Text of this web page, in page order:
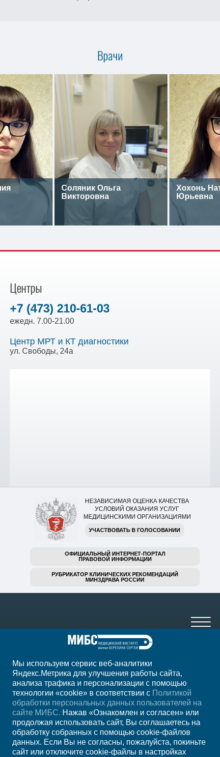
Врачи
Соляник Ольга
Викторовна
Хохонь
Юрьевна
Центры
+7 (473) 210-61-03
ежедн. 7.00-21.00
Центр МРТ и КТ диагностики
ул. Свободы, 24а
НЕЗАВИСИМАЯ ОЦЕНКА КАЧЕСТВА
УСЛОВИЙ ОКАЗАНИЯ УСЛУГ
МЕДИЦИНСКИМИ ОРГАНИЗАЦИЯМИ
УЧАСТВОВАТЬ В ГОЛОСОВАНИИ
ОФИЦИАЛЬНЫЙ ИНТЕРНЕТ-ПОРТАЛ
ПРАВОВОЙ ИНФОРМАЦИИ
РУБРИКАТОР КЛИНИЧЕСКИХ РЕКОМЕНДАЦИЙ
МИНЗДРАВА РОССИИ
+7 (473) 210-61-03
ежедн. 7.00-21.00
РегионВоронеж
Записаться на
Мы используем сервис веб-аналитики
Яндекс.Метрика для улучшения работы сайта,
анализа трафика и персонализации с помощью
технологии «cookie» в соответствии с Политикой
обработки персональных данных пользователей на
сайте МИБС. Нажав «Ознакомлен и согласен» или
продолжая использовать сайт, Вы соглашаетесь на
обработку собранных с помощью cookie-файлов
данных. Если Вы не согласны, пожалуйста, покиньте
сайт или отключите cookie-файлы в настройках